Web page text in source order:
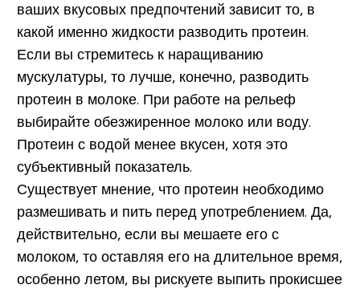
ваших вкусовых предпочтений зависит то, в
какой именно жидкости разводить протеин.
Если вы стремитесь к наращиванию
мускулатуры, то лучше, конечно, разводить
протеин в молоке. При работе на рельеф
выбирайте обезжиренное молоко или воду.
Протеин с водой менее вкусен, хотя это
субъективный показатель.
Существует мнение, что протеин необходимо
размешивать и пить перед употреблением. Да,
действительно, если вы мешаете его с
молоком, то оставляя его на длительное время,
особенно летом, вы рискуете выпить прокисшее